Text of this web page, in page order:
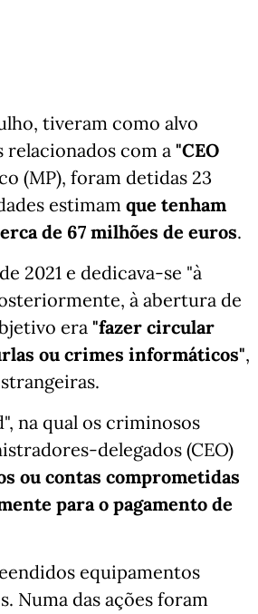
tiveram como alvo
relacionados com a "CEO
(MP), foram detidas 23
estimam que tenham
de 67 milhões de euros.
2021 e dedicava-se "à
à abertura de
era "fazer circular
ou crimes informáticos",
na qual os criminosos
delegados (CEO)
ou contas comprometidas
para o pagamento de
equipamentos
Numa das ações foram